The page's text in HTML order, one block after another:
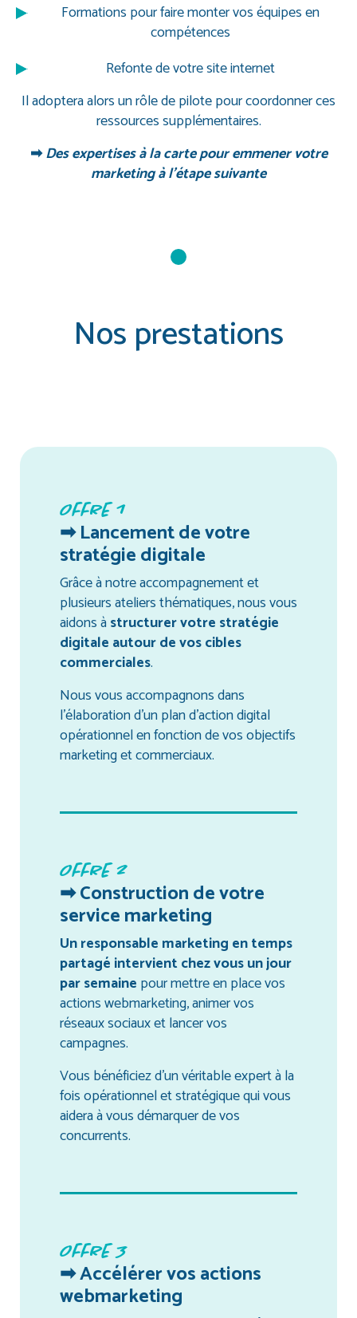
Formations pour faire monter vos équipes en
compétences
Refonte de votre site internet
Il adoptera alors un rôle de pilote pour coordonner ces
ressources supplémentaires.
➡Des expertises à la carte pour emmener votre
marketing à l’étape suivante
Nos prestations
Offre 1
➡ Lancement de votre
stratégie digitale
Grâce à notre accompagnement et
plusieurs ateliers thématiques, nous vous
aidons àstructurer votre stratégie
digitale autour de vos cibles
commerciales.
Nous vous accompagnons dans
l’élaboration d’un plan d’action digital
opérationnel en fonction de vos objectifs
marketing et commerciaux.
Offre 2
➡ Construction de votre
service marketing
Un responsable marketing en temps
partagé intervient chez vous un jour
par semaine pour mettre en place vos
actions webmarketing, animer vos
réseaux sociaux et lancer vos
campagnes.
Vous bénéficiez d’un véritable expert à la
fois opérationnel et stratégique qui vous
aidera à vous démarquer de vos
concurrents.
Offre 3
➡ Accélérer vos actions
webmarketing